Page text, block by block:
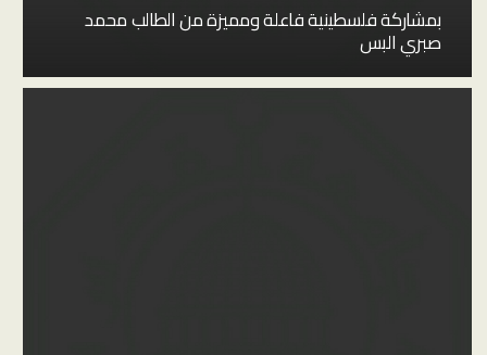
بمشاركة فلسطينية فاعلة ومميزة من الطالب محمد
صبري البس